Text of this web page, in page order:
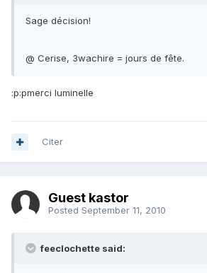
Sage décision!
@ Cerise, 3wachire = jours de fête.
:p:pmerci luminelle
Citer
Guest kastor
Posted September 11, 2010
feeclochette said: